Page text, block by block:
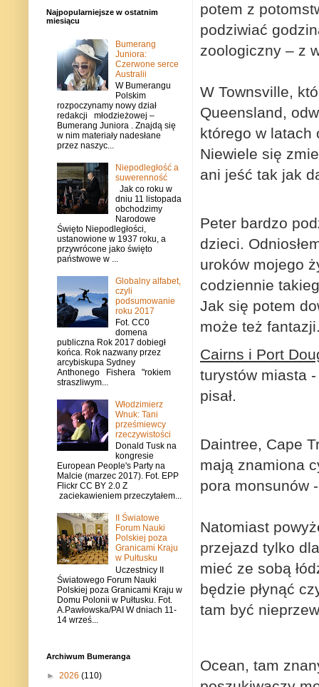
potem z
podziwiać
zoologiczny – z
W Townsville,
Queensland,
którego w latach
Niewiele się
ani jeść tak jak
Peter bardzo
dzieci.
uroków mojego
codziennie
Jak się potem
może też
Cairns i Port
turystów miasta
pisał.
Daintree, Cape
mają znamiona
pora monsunów
Natomiast
przejazd tylko
mieć ze sobą
będzie płynąć
tam być
Ocean, tam
Najpopularniejsze w ostatnim
miesiącu
Bumerang
Juniora:
Czerwone serce
Australii
W Bumerangu
Polskim
rozpoczynamy nowy dział
redakcji młodzieżowej –
Bumerang Juniora . Znajdą się
w nim materiały nadesłane
przez naszyc...
Niepodległość a
suwerenność
Jak co roku w
dniu 11 listopada
obchodzimy
Narodowe
Święto Niepodległości,
ustanowione w 1937 roku, a
przywrócone jako święto
państwowe w ...
Globalny alfabet,
czyli
podsumowanie
roku 2017
Fot. CC0
domena
publiczna Rok 2017 dobiegł
końca. Rok nazwany przez
arcybiskupa Sydney
Anthonego Fishera "rokiem
straszliwym...
Włodzimierz
Wnuk: Tani
prześmiewcy
rzeczywistości
Donald Tusk na
kongresie
European People's Party na
Malcie (marzec 2017). Fot. EPP
Flickr CC BY 2.0 Z
zaciekawieniem przeczytałem...
II Światowe
Forum Nauki
Polskiej poza
Granicami Kraju
w Pułtusku
Uczestnicy II
Światowego Forum Nauki
Polskiej poza Granicami Kraju w
Domu Polonii w Pułtusku. Fot.
A.Pawłowska/PAI W dniach 11-
14 wrześ...
Archiwum Bumeranga
► 2026 (110)